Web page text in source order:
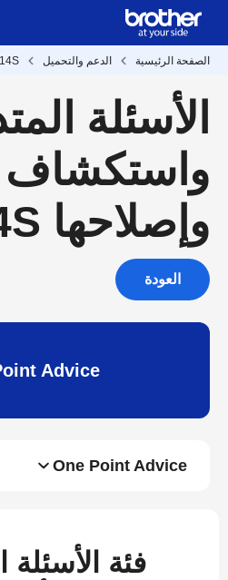
الصفحة الرئيسية الدعم والتحميل X14S
الأسئلة
واستكشاف
وإصلاحها X14S
العودة
Advice
One Point Advice
فئة الأسئلة